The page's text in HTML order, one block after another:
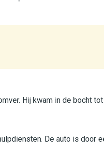
Hij kwam in de bocht tot
De auto is door